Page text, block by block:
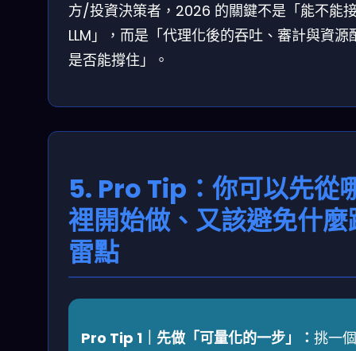
方/投資決策者，2026 的關鍵不是「能不能
LLM」，而是「代理化後的吞吐、審計與資源
是否能撐住」。
5. Pro Tip：你可以先從
裡開始做、又該避免什麼
雷點
Pro Tip 1｜先做「可量化的一步」： 挑一個